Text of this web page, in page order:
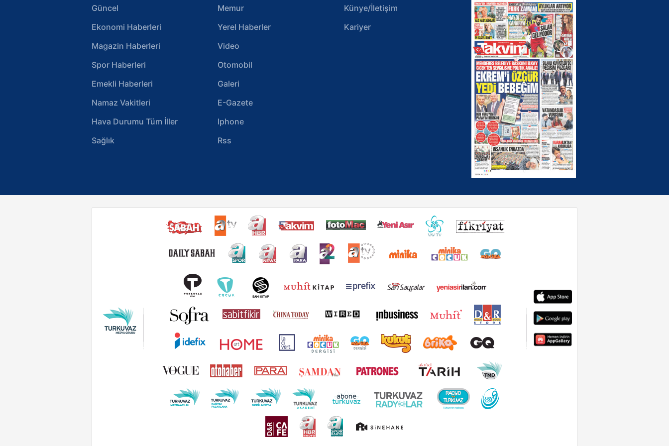
Güncel
Ekonomi Haberleri
Magazin Haberleri
Spor Haberleri
Emekli Haberleri
Namaz Vakitleri
Hava Durumu Tüm İller
Sağlık
Memur
Yerel Haberler
Video
Otomobil
Galeri
E-Gazete
Iphone
Rss
Künye/İletişim
Kariyer